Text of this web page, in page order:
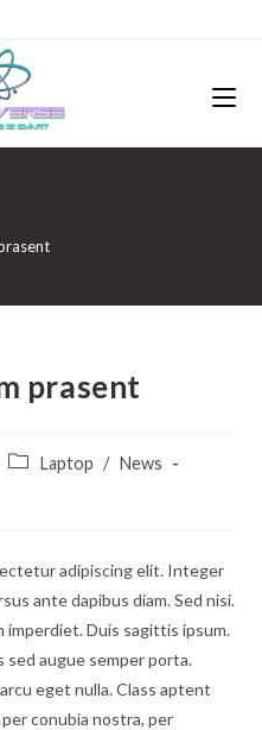
prasent
PostLaptop / News
adipiscing elit. Integer
ante dapibus diam. Sed nisi.
imperdiet. Duis sagittis ipsum.
sed augue semper porta.
eget nulla. Class aptent
conubia nostra, per